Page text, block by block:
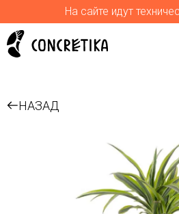
На сайте идут
НАЗАД